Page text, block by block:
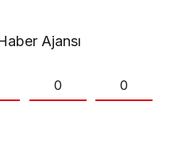
Ajansı
0 0